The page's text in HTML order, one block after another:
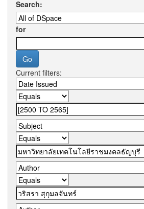
Search:
for
Current filters: